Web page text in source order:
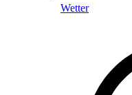
Wetter